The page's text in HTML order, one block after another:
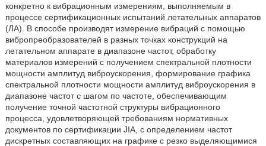
конкретно к вибрационным измерениям, выполняемым в
процессе сертификационных испытаний летательных аппаратов
(ЛА). В способе производят измерение вибраций с помощью
вибропреобразователей в разных точках конструкций на
летательном аппарате в диапазоне частот, обработку
материалов измерений с получением спектральной плотности
мощности амплитуд виброускорения, формирование графика
спектральной плотности мощности амплитуд виброускорения в
диапазоне частот с шагом по частоте, обеспечивающим
получение точной частотной структуры вибрационного
процесса, удовлетворяющей требованиям нормативных
документов по сертификации JIA, с определением частот
дискретных составляющих на графике с резко выделяющимися